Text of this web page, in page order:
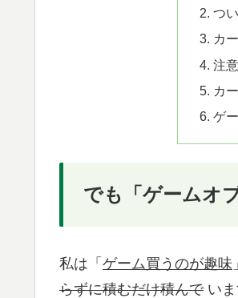
つ
カ
注
カ
ゲ
でも「ゲームオ
私は「 ゲーム買うのが趣味
らずに積むだけ積んでいま